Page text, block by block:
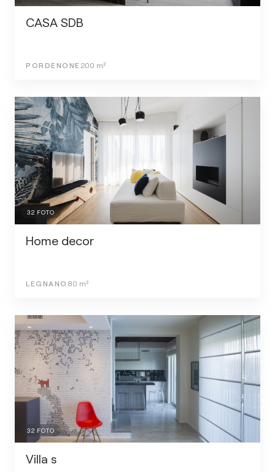
CASA SDB
PORDENONE 200 m²
32 FOTO
Home decor
LEGNANO 80 m²
32 FOTO
Villa s